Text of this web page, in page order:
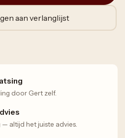
aan verlanglijst
door Gert zelf.
altijd het juiste advies.